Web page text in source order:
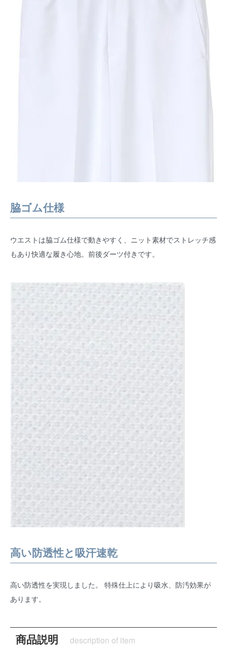
脇ゴム仕様
ウエストは脇ゴム仕様で動きやすく、ニット素材でストレッチ感
もあり快適な履き心地。前後ダーツ付きです。
高い防透性と吸汗速乾
高い防透性を実現しました。 特殊仕上により吸水、防汚効果が
あります。
商品説明 description of item